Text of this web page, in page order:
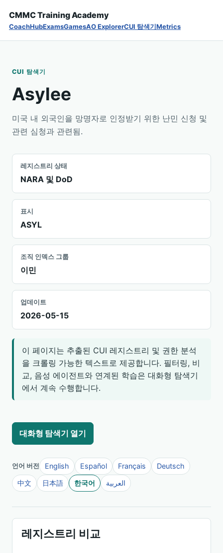
CMMC Training Academy
CoachHubExamsGamesAO ExplorerCUI 탐색기Metrics
CUI 탐색기
Asylee
미국 내 외국인을 망명자로 인정받기 위한 난민 신청 및
관련 심청과 관련됨.
레지스트리 상태
NARA 및 DoD
표시
ASYL
조직 인덱스 그룹
이민
업데이트
2026-05-15
이 페이지는 추출된 CUI 레지스트리 및 권한 분석
을 크롤링 가능한 텍스트로 제공합니다. 필터링, 비
교, 음성 에이전트와 연계된 학습은 대화형 탐색기
에서 계속 수행합니다.
대화형 탐색기 열기
언어 버전 English Español Français
Deutsch
中文
日本語 한국어 العربية
레지스트리 비교